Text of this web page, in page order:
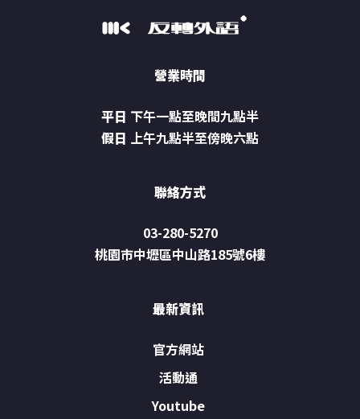
營業時間
平日 下午一點至晚間九點半
假日 上午九點半至傍晚六點
聯絡方式
03-280-5270
桃園市中壢區中山路185號6樓
最新資訊
官方網站
活動通
Youtube